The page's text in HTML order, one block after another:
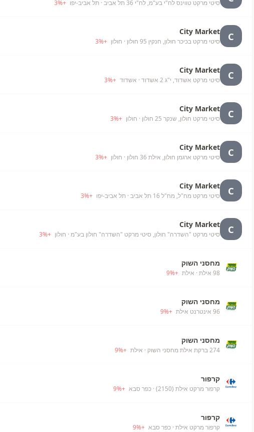
סיטי מרקט טווינס לח"י בע"מ, לח"י 36 תל אביב · תל אביב-יפו +
3%
C
City Market
סיטי מרקט בכיכר חולון, חנקין 95 חולון · חולון +
3%
C
City Market
סיטי מרקט אשדוד, י"ג 2 אשדוד · אשדוד +
3%
C
City Market
סיטי מרקט חולון, שנקר 25 חולון · חולון +
3%
C
City Market
סיטי מרקט ארגמן חולון, אילת 36 חולון · חולון +
3%
C
City Market
סיטי מרקט מח"ל, מח"ל 16 תל אביב · תל אביב-יפו +
3%
C
City Market
סיטי מרקט "השדרה" חולון, סיטי מרקט "השדרה" חולון בע"מ · חולון +
3%
מחסני השוק
98 אילת · אילת +
9%
מחסני השוק
96 אינטרנט אילת +
9%
מחסני השוק
274 ברקת אילת מחסני השוק · אילת +
9%
קרפור
קרפור מרקט אילת (2150) · כפר סבא +
9%
קרפור
קרפור מרקט אילת · כפר סבא +
9%